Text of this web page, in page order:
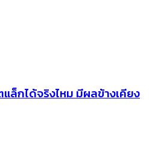
ล็กได้จริงไหม มีผลข้างเคียง